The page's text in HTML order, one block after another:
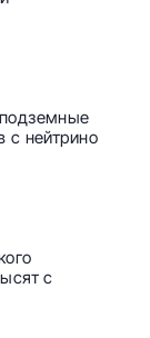
с нейтрино
с